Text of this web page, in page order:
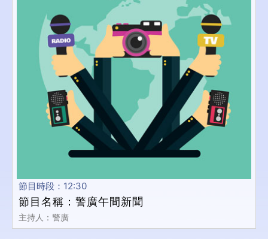
節目時段：12:30
節目名稱：警廣午間新聞
主持人：警廣